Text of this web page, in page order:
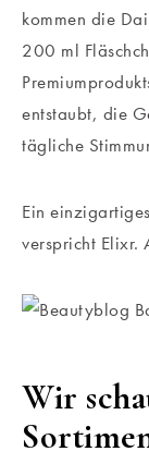
kommen die
200 ml
entstaubt, die
tägliche
Ein
verspricht Elixr.
Wir